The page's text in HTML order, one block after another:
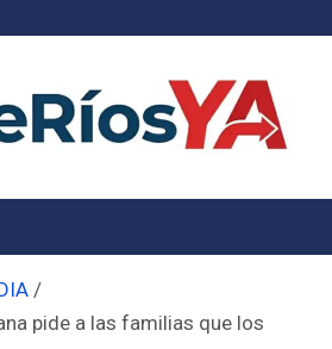
Ríos
ahora
pide a las familias que los